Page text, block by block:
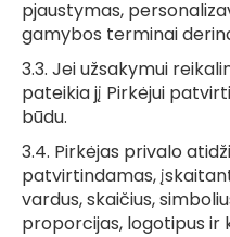
pjaustymas,
gamybos terminai
3.3. Jei užsakymui
pateikia jį Pirkėjui
būdu.
3.4. Pirkėjas privalo
patvirtindamas,
vardus, skaičius,
proporcijas, logotipus ir